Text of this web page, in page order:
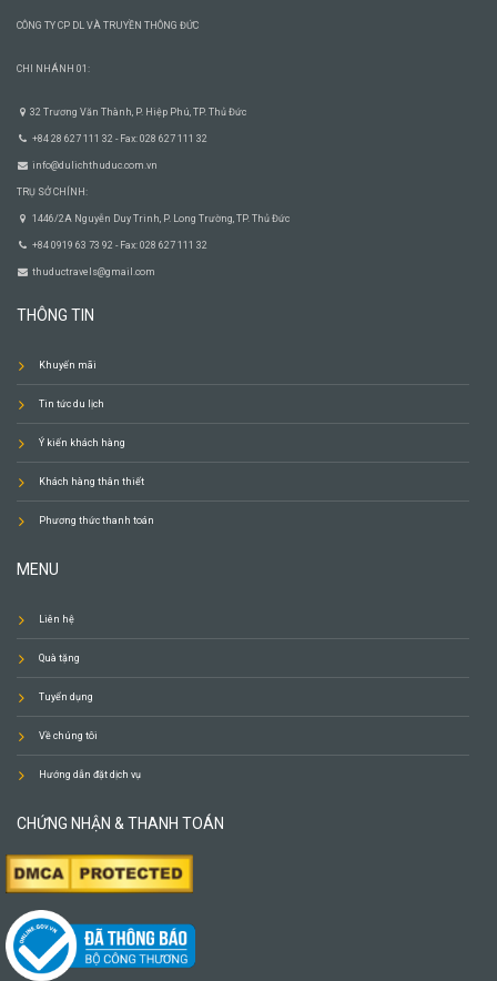
CÔNG TY CP DL VÀ TRUYỀN THÔNG ĐỨC
CHI NHÁNH 01:
32 Trương Văn Thành, P. Hiệp Phú, TP. Thủ Đức
+84 28 627 111 32 - Fax: 028 627 111 32
info@dulichthuduc.com.vn
TRỤ SỞ CHÍNH:
1446/2A Nguyễn Duy Trinh, P. Long Trường, TP. Thủ Đức
+84 0919 63 73 92 - Fax: 028 627 111 32
thuductravels@gmail.com
THÔNG TIN
Khuyến mãi
Tin tức du lịch
Ý kiến khách hàng
Khách hàng thân thiết
Phương thức thanh toán
MENU
Liên hệ
Quà tặng
Tuyển dụng
Về chúng tôi
Hướng dẫn đặt dịch vụ
CHỨNG NHẬN & THANH TOÁN